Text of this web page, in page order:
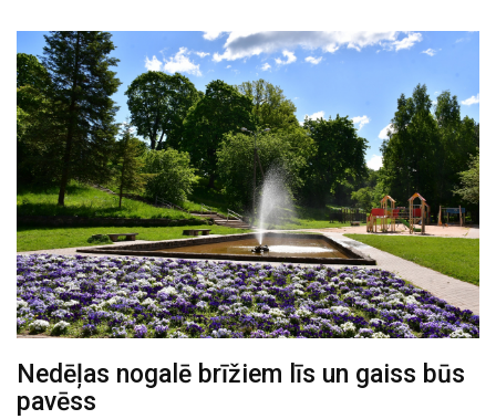
Nedēļas nogalē brīžiem līs un gaiss būs
pavēss